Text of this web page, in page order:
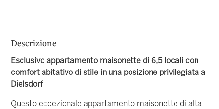
Descrizione
Esclusivo appartamento maisonette di 6,5 locali con
comfort abitativo di stile in una posizione privilegiata a
Dielsdorf
Questo eccezionale appartamento maisonette di alta